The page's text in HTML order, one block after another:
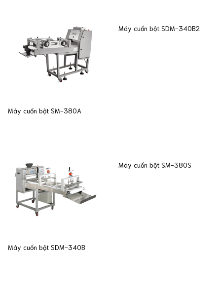
Máy cuốn bột SM-380A
Máy cuốn bột SDM-340B2
Máy cuốn bột SDM-340B
Máy cuốn bột SM-380S